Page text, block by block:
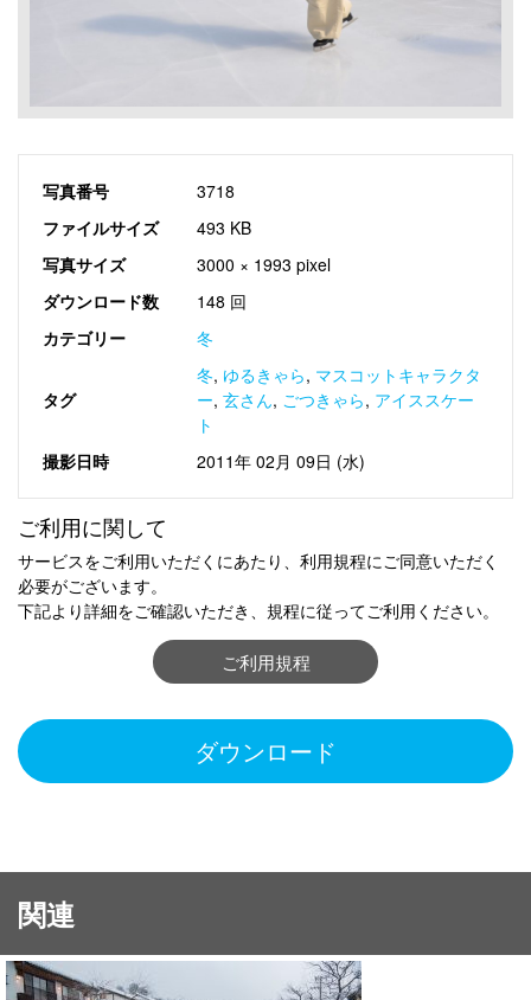
写真番号
3718
ファイルサイズ
493 KB
写真サイズ
3000 × 1993 pixel
ダウンロード数
148 回
カテゴリー
冬
タグ
冬, ゆるきゃら, マスコットキャラクタ
ー, 玄さん, ごつきゃら, アイススケー
ト
撮影日時
2011年 02月 09日 (水)
ご利用に関して
サービスをご利用いただくにあたり、利用規程にご同意いただく
必要がございます。
下記より詳細をご確認いただき、規程に従ってご利用ください。
ご利用規程
ダウンロード
関連